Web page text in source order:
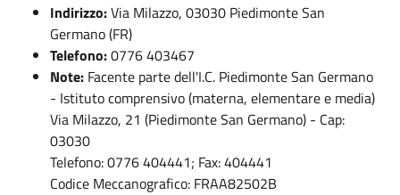
Indirizzo:Via Milazzo, 03030 Piedimonte San
Germano (FR)
Telefono:0776 403467
Note: Facente parte dell'I.C. Piedimonte San Germano
- Istituto comprensivo (materna, elementare e media)
Via Milazzo, 21 (Piedimonte San Germano) - Cap:
03030
Telefono: 0776 404441; Fax: 404441
Codice Meccanografico: FRAA82502B